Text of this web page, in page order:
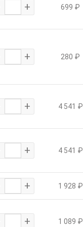
+ 699 ₽
+ 280 ₽
+ 4 541 ₽
+ 4 541 ₽
+ 1 928 ₽
+ 1 089 ₽